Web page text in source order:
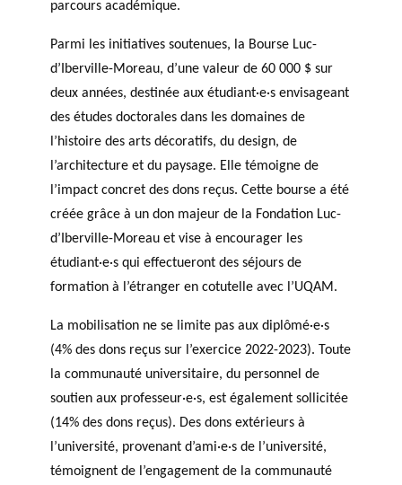
parcours académique.
Parmi les initiatives soutenues, la Bourse Luc-
d’Iberville-Moreau, d’une valeur de 60 000 $ sur
deux années, destinée aux étudiant·e·s envisageant
des études doctorales dans les domaines de
l’histoire des arts décoratifs, du design, de
l’architecture et du paysage. Elle témoigne de
l’impact concret des dons reçus. Cette bourse a été
créée grâce à un don majeur de la Fondation Luc-
d’Iberville-Moreau et vise à encourager les
étudiant·e·s qui effectueront des séjours de
formation à l’étranger en cotutelle avec l’UQAM.
La mobilisation ne se limite pas aux diplômé·e·s
(4% des dons reçus sur l’exercice 2022-2023). Toute
la communauté universitaire, du personnel de
soutien aux professeur·e·s, est également sollicitée
(14% des dons reçus). Des dons extérieurs à
l’université, provenant d’ami·e·s de l’université,
témoignent de l’engagement de la communauté